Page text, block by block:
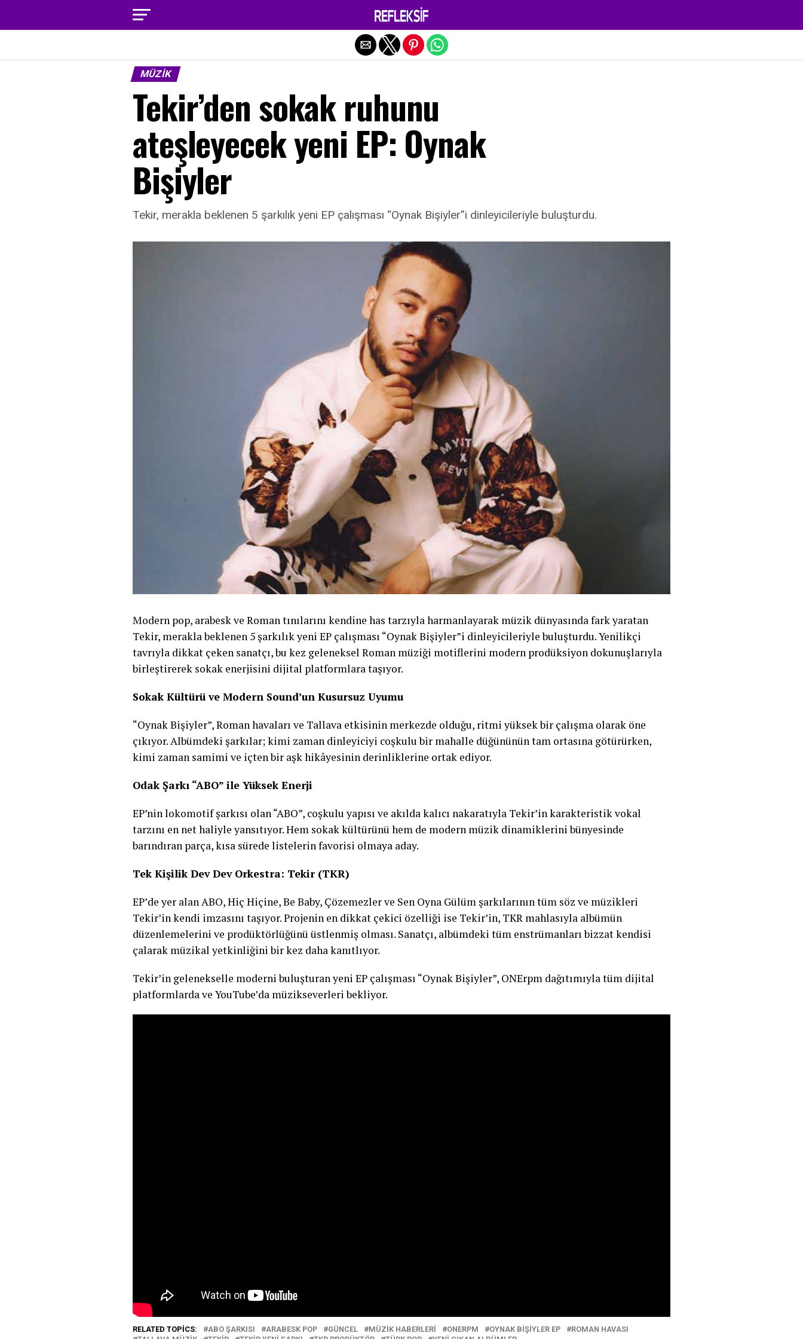
MÜZIK
Tekir’den sokak ruhunu
ateşleyecek yeni EP: Oynak
Bişiyler
Tekir, merakla beklenen 5 şarkılık yeni EP çalışması “Oynak Bişiyler”i dinleyicileriyle buluşturdu.
Modern pop, arabesk ve Roman tınılarını kendine has tarzıyla harmanlayarak müzik dünyasında fark yaratan
Tekir, merakla beklenen 5 şarkılık yeni EP çalışması “Oynak Bişiyler”i dinleyicileriyle buluşturdu. Yenilikçi
tavrıyla dikkat çeken sanatçı, bu kez geleneksel Roman müziği motiflerini modern prodüksiyon dokunuşlarıyla
birleştirerek sokak enerjisini dijital platformlara taşıyor.
Sokak Kültürü ve Modern Sound’un Kusursuz Uyumu
“Oynak Bişiyler”, Roman havaları ve Tallava etkisinin merkezde olduğu, ritmi yüksek bir çalışma olarak öne
çıkıyor. Albümdeki şarkılar; kimi zaman dinleyiciyi coşkulu bir mahalle düğününün tam ortasına götürürken,
kimi zaman samimi ve içten bir aşk hikâyesinin derinliklerine ortak ediyor.
Odak Şarkı “ABO” ile Yüksek Enerji
EP’nin lokomotif şarkısı olan “ABO”, coşkulu yapısı ve akılda kalıcı nakaratıyla Tekir’in karakteristik vokal
tarzını en net haliyle yansıtıyor. Hem sokak kültürünü hem de modern müzik dinamiklerini bünyesinde
barındıran parça, kısa sürede listelerin favorisi olmaya aday.
Tek Kişilik Dev Dev Orkestra: Tekir (TKR)
EP’de yer alan ABO, Hiç Hiçine, Be Baby, Çözemezler ve Sen Oyna Gülüm şarkılarının tüm söz ve müzikleri
Tekir’in kendi imzasını taşıyor. Projenin en dikkat çekici özelliği ise Tekir’in, TKR mahlasıyla albümün
düzenlemelerini ve prodüktörlüğünü üstlenmiş olması. Sanatçı, albümdeki tüm enstrümanları bizzat kendisi
çalarak müzikal yetkinliğini bir kez daha kanıtlıyor.
Tekir’in gelenekselle moderni buluşturan yeni EP çalışması “Oynak Bişiyler”, ONErpm dağıtımıyla tüm dijital
platformlarda ve YouTube’da müzikseverleri bekliyor.
RELATED TOPICS: ABO ŞARKISI ARABESK POP GÜNCEL MÜZIK HABERLERI ONERPM OYNAK BIŞIYLER EP
ROMAN HAVASI
Exit mobile version